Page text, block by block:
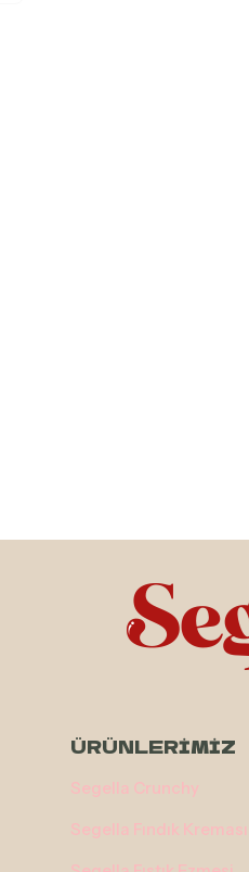
ÜRÜNLERİMİZ
Segella Crunchy
Segella Fındık Kreması